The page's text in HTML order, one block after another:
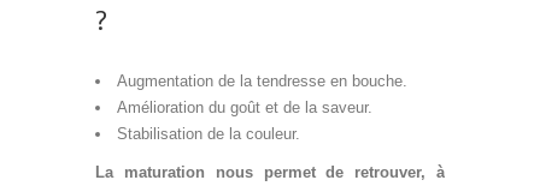
?
Augmentation de la tendresse en bouche.
Amélioration du goût et de la saveur.
Stabilisation de la couleur.
La maturation nous permet de retrouver, à